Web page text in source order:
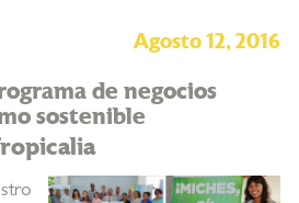
Agosto 12, 2016
de negocios
sostenible